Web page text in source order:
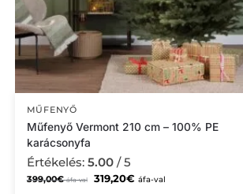
MŰFENYŐ
Műfenyő Vermont 210 cm – 100% PE
karácsonyfa
Értékelés: 5.00/ 5
399,00€ áfa-val 319,20€ áfa-val